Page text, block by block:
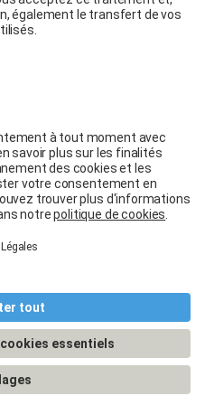
et de vente
déposées de Belron Group